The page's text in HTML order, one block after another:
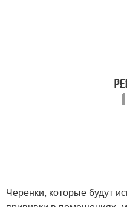
Черенки, которые будут